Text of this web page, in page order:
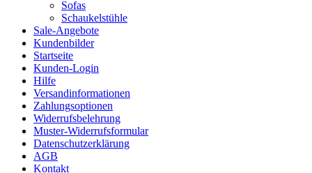
Sofas
Schaukelstühle
Sale-Angebote
Kundenbilder
Startseite
Kunden-Login
Hilfe
Versandinformationen
Zahlungsoptionen
Widerrufsbelehrung
Muster-Widerrufsformular
Datenschutzerklärung
AGB
Kontakt